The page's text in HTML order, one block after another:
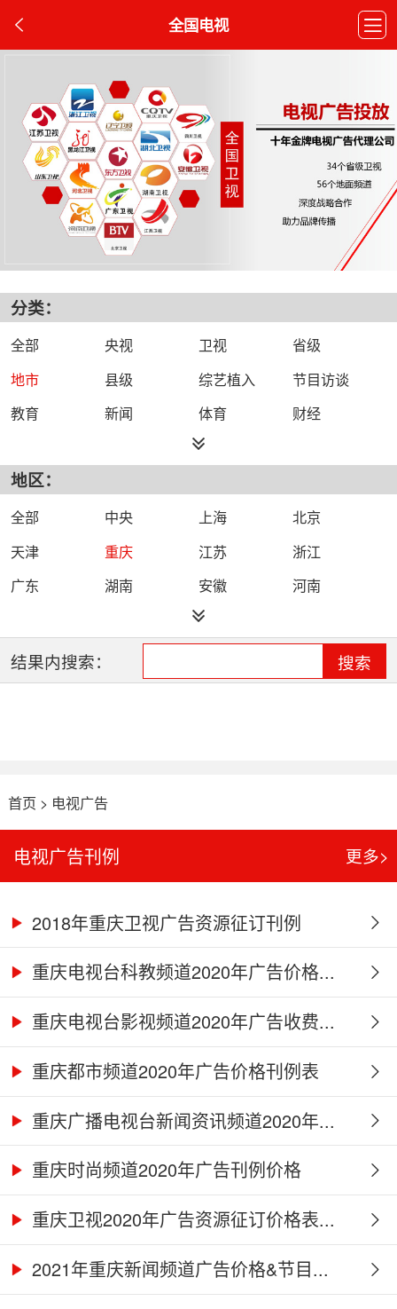
全国电视
分类：
全部 央视 卫视
省级
地市
县级 综艺植入
节目访谈
教育
新闻 体育
财经
科技
都市
文化
文艺 娱乐
影视
电影
生活 电视剧
综合
时尚
民生 IPTV智能电视
数字电视
站）
地区：
全部 中央 上海
北京
天津
重庆 江苏
浙江
广东
湖南 安徽
河南
四川
辽宁
山西
海南 陕西
甘肃
结果内搜索： 搜索
首页 > 电视广告
电视广告刊例 更多>
2018年重庆卫视广告资源征订刊例
重庆电视台科教频道2020年广告价格...
重庆电视台影视频道2020年广告收费...
重庆都市频道2020年广告价格刊例表
重庆广播电视台新闻资讯频道2020年...
重庆时尚频道2020年广告刊例价格
重庆卫视2020年广告资源征订价格表...
2021年重庆新闻频道广告价格&节目...